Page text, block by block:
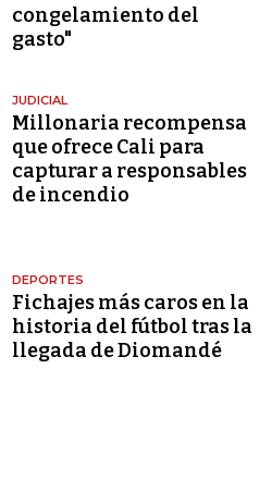
congelamiento del
gasto"
JUDICIAL
Millonaria recompensa
que ofrece Cali para
capturar a responsables
de incendio
DEPORTES
Fichajes más caros en la
historia del fútbol tras la
llegada de Diomandé